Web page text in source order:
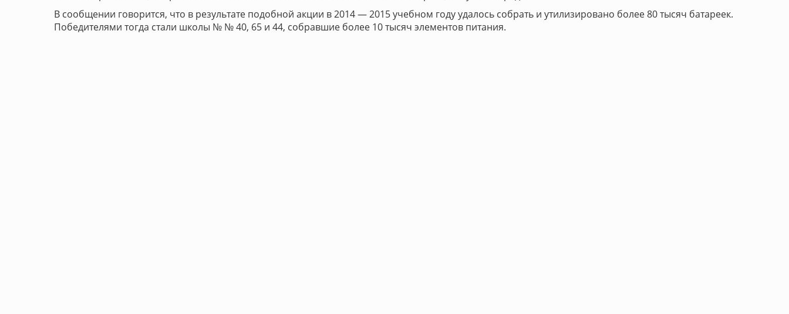
В сообщении говорится, что в результате подобной акции в 2014 — 2015 учебном году удалось собрать и утилизировано более 80 тысяч батареек.
Победителями тогда стали школы № № 40, 65 и 44, собравшие более 10 тысяч элементов питания.